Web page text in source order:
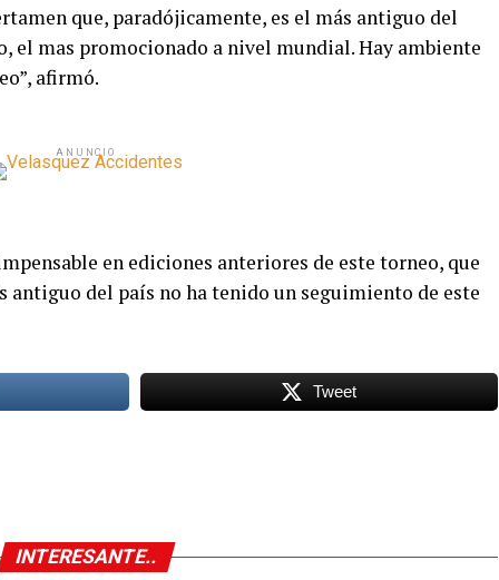
que, paradójicamente, es el más antiguo del
el mas promocionado a nivel mundial. Hay ambiente
afirmó.
ANUNCIO
en ediciones anteriores de este torneo, que
antiguo del país no ha tenido un seguimiento de este
Tweet
INTERESANTE..